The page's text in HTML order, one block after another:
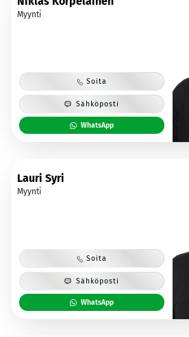
Myynti
Soita
Sähköposti
WhatsApp
Lauri Syri
Myynti
Soita
Sähköposti
WhatsApp